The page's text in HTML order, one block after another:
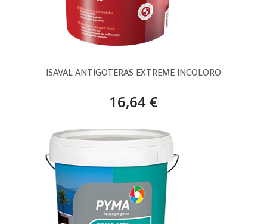
ISAVAL ANTIGOTERAS EXTREME INCOLORO
16,64 €